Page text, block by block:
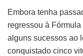
Embora tenha
regressou à
alguns sucessos ao
conquistado cinco